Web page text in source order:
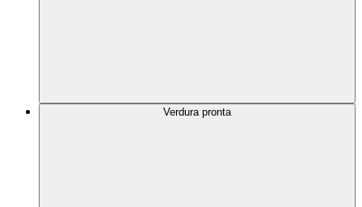
Verdura pronta